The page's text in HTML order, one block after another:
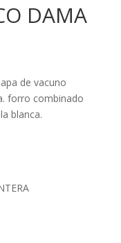
DAMA
de vacuno
forro combinado
blanca.